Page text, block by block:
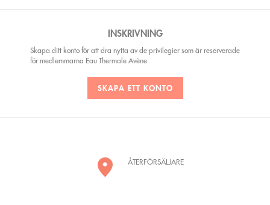
INSKRIVNING
Skapa ditt konto för att dra nytta av de privilegier som är reserverade
för medlemmarna Eau Thermale Avène
SKAPA ETT KONTO
ÅTERFÖRSÄLJARE